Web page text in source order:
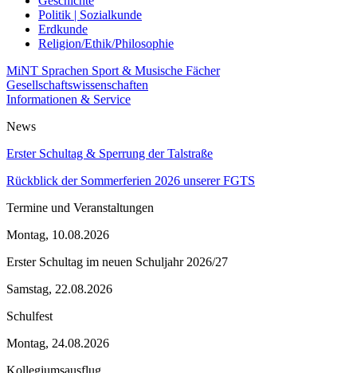
Politik | Sozialkunde
Erdkunde
Religion/Ethik/Philosophie
MiNT Sprachen Sport & Musische Fächer
Gesellschaftswissenschaften
Informationen & Service
News
Erster Schultag & Sperrung der Talstraße
Rückblick der Sommerferien 2026 unserer FGTS
Termine und Veranstaltungen
Montag, 10.08.2026
Erster Schultag im neuen Schuljahr 2026/27
Samstag, 22.08.2026
Schulfest
Montag, 24.08.2026
Kollegiumsausflug